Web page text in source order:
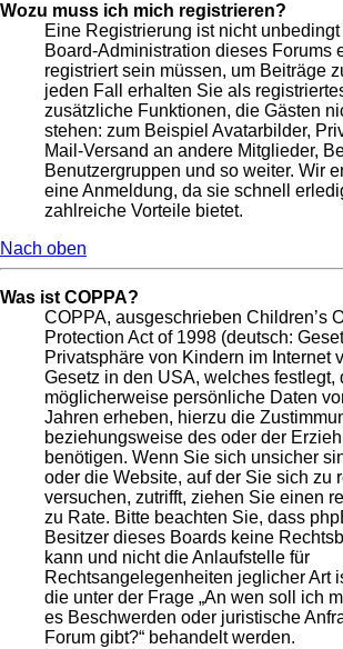
Wozu muss ich mich registrieren?
Eine Registrierung ist nicht
Board-Administration dieses Forums
registriert sein müssen, um Beiträge
jeden Fall erhalten Sie als
zusätzliche Funktionen, die Gästen
stehen: zum Beispiel Avatarbilder,
Mail-Versand an andere Mitglieder,
Benutzergruppen und so weiter. Wir
eine Anmeldung, da sie schnell
zahlreiche Vorteile bietet.
Nach oben
Was ist COPPA?
COPPA, ausgeschrieben Children’s
Protection Act of 1998 (deutsch:
Privatsphäre von Kindern im Internet
Gesetz in den USA, welches festlegt,
möglicherweise persönliche Daten
Jahren erheben, hierzu die
beziehungsweise des oder der
benötigen. Wenn Sie sich unsicher
oder die Website, auf der Sie sich zu
versuchen, zutrifft, ziehen Sie einen
zu Rate. Bitte beachten Sie, dass
Besitzer dieses Boards keine
kann und nicht die Anlaufstelle für
Rechtsangelegenheiten jeglicher Art
die unter der Frage „An wen soll ich
es Beschwerden oder juristische
Forum gibt?“ behandelt werden.